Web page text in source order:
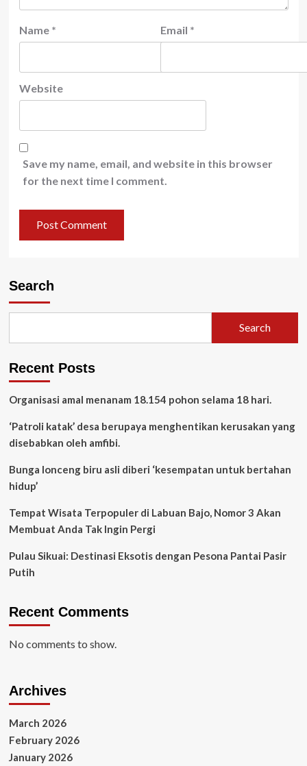
Name * Email *
Website
Save my name, email, and website in this browser
for the next time I comment.
Search
Search
Recent Posts
Organisasi amal menanam 18.154 pohon selama 18 hari.
‘Patroli katak’ desa berupaya menghentikan kerusakan yang
disebabkan oleh amfibi.
Bunga lonceng biru asli diberi ‘kesempatan untuk bertahan
hidup’
Tempat Wisata Terpopuler di Labuan Bajo, Nomor 3 Akan
Membuat Anda Tak Ingin Pergi
Pulau Sikuai: Destinasi Eksotis dengan Pesona Pantai Pasir
Putih
Recent Comments
No comments to show.
Archives
March 2026
February 2026
January 2026